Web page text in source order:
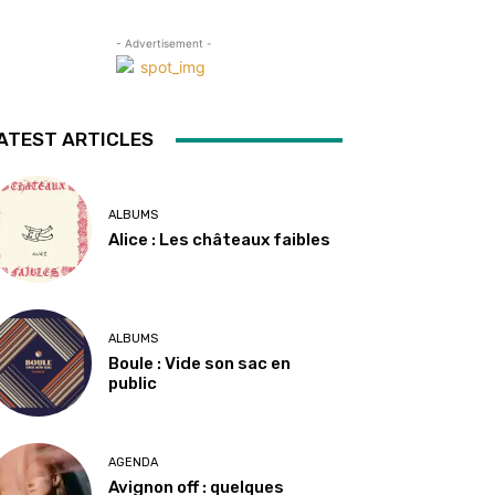
- Advertisement -
ARTICLES
ALBUMS
Alice : Les châteaux faibles
ALBUMS
Boule : Vide son sac en
public
AGENDA
Avignon off : quelques